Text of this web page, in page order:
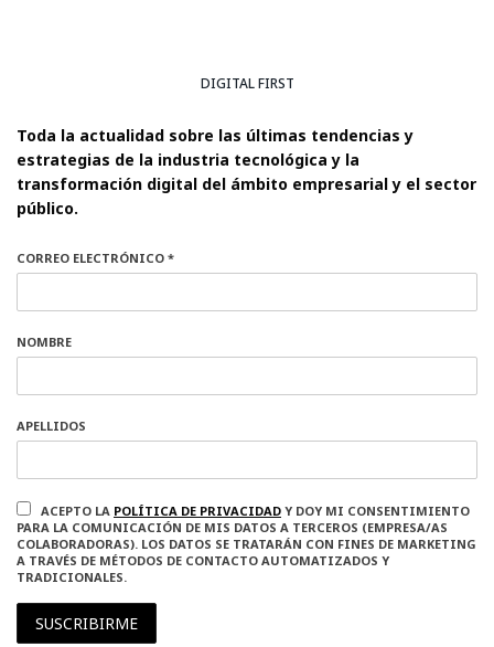
DIGITAL FIRST
Toda la actualidad sobre las últimas tendencias y
estrategias de la industria tecnológica y la
transformación digital del ámbito empresarial y el sector
público.
CORREO ELECTRÓNICO *
NOMBRE
APELLIDOS
ACEPTO LA POLÍTICA DE PRIVACIDAD Y DOY MI CONSENTIMIENTO
PARA LA COMUNICACIÓN DE MIS DATOS A TERCEROS (EMPRESA/AS
COLABORADORAS). LOS DATOS SE TRATARÁN CON FINES DE MARKETING
A TRAVÉS DE MÉTODOS DE CONTACTO AUTOMATIZADOS Y
TRADICIONALES.
SUSCRIBIRME